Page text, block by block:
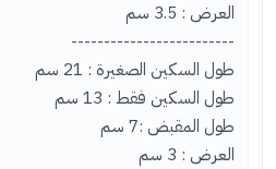
العرض : 3.5 سم
-------------------------
طول السكين الصغيرة : 21 سم
طول السكين فقط : 13 سم
طول المقبض :7 سم
العرض : 3 سم